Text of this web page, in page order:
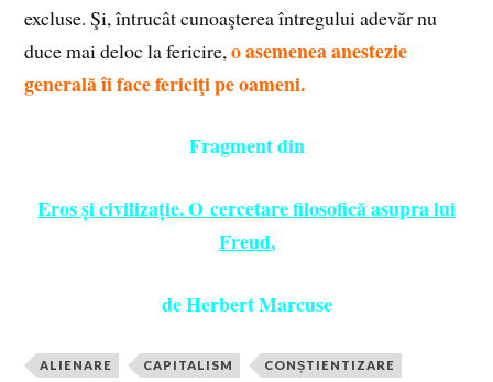
excluse. Şi, întrucât cunoaşterea întregului adevăr nu
duce mai deloc la fericire,o asemenea anestezie
generală îi face fericiţi pe oameni.
Fragment din
Eros și civilizație. O cercetare filosofică asupra lui
Freud,
de Herbert Marcuse
ALIENARE CAPITALISM CONȘTIENTIZARE